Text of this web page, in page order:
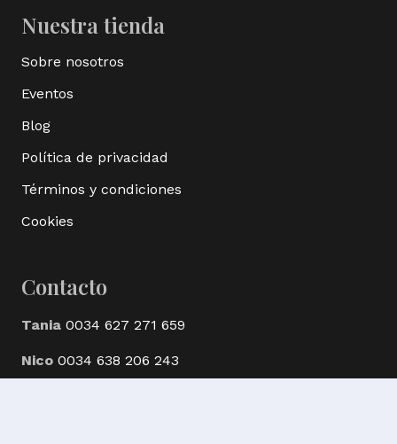
Nuestra tienda
Sobre nosotros
Eventos
Blog
Política de privacidad
Términos y condiciones
Cookies
Contacto
Tania 0034 627 271 659
Nico 0034 638 206 243